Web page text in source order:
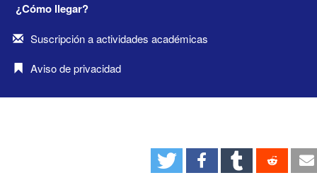
¿Cómo llegar?
Suscripción a actividades académicas
Aviso de privacidad